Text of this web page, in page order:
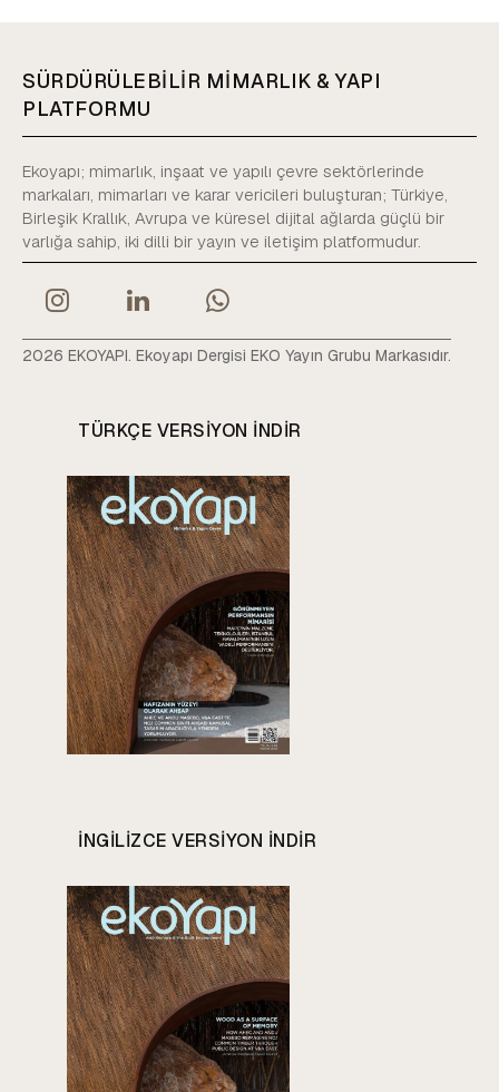
SÜRDÜRÜLEBİLİR MİMARLIK & YAPI
PLATFORMU
Ekoyapı; mimarlık, inşaat ve yapılı çevre sektörlerinde
markaları, mimarları ve karar vericileri buluşturan; Türkiye,
Birleşik Krallık, Avrupa ve küresel dijital ağlarda güçlü bir
varlığa sahip, iki dilli bir yayın ve iletişim platformudur.
2026 EKOYAPI. Ekoyapı Dergisi EKO Yayın Grubu Markasıdır.
TÜRKÇE VERSIYON INDIR
INGILIZCE VERSIYON INDIR